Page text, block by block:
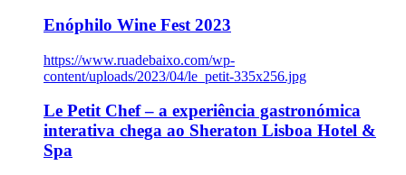
Enóphilo Wine Fest 2023
https://www.ruadebaixo.com/wp-
content/uploads/2023/04/le_petit-335x256.jpg
Le Petit Chef – a experiência gastronómica
interativa chega ao Sheraton Lisboa Hotel &
Spa